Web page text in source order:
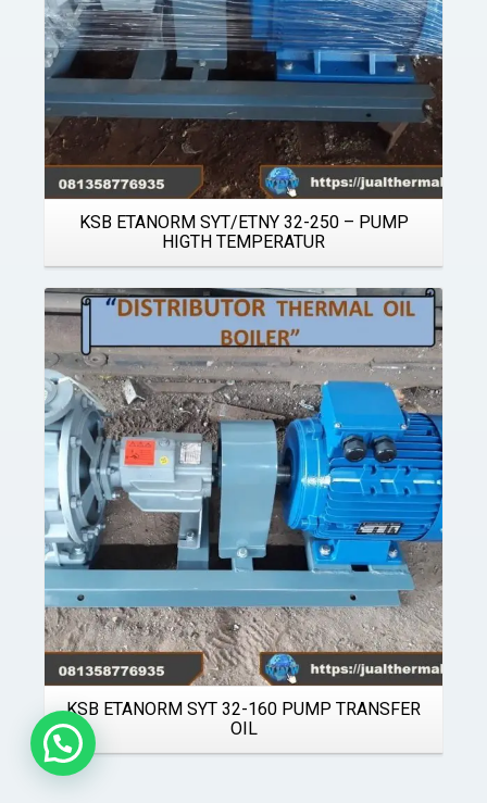
KSB ETANORM SYT/ETNY 32-250 – PUMP
HIGTH TEMPERATUR
Details
KSB ETANORM SYT 32-160 PUMP TRANSFER
OIL